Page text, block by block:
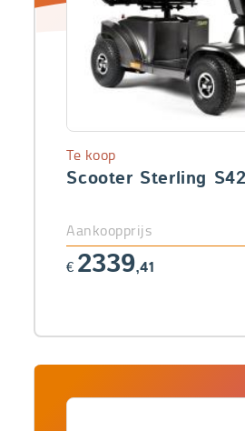
Scooter Sterling
Te koop
Aankoopprijs
€ 2339,41